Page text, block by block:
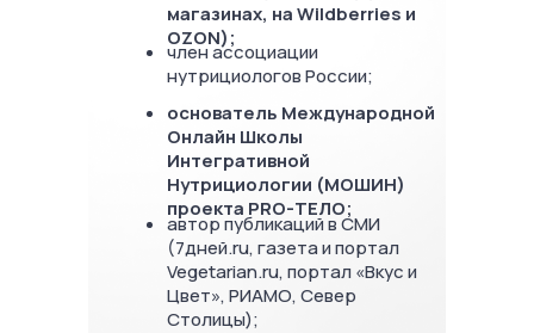
магазинах, на Wildberries и
OZON);
член ассоциации
нутрициологов России;
основатель Международной
Онлайн Школы
Интегративной
Нутрициологии (МОШИН)
проекта PRO-ТЕЛО;
автор публикаций в СМИ
(7дней.ru, газета и портал
Vegetarian.ru, портал «Вкус и
Цвет», РИАМО, Север
Столицы);